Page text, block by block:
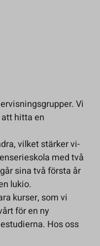
Vi
hitta en
vilket stärker vi-
med två
sina två första år
lukio.
kurser, som vi
för en ny
Hos oss